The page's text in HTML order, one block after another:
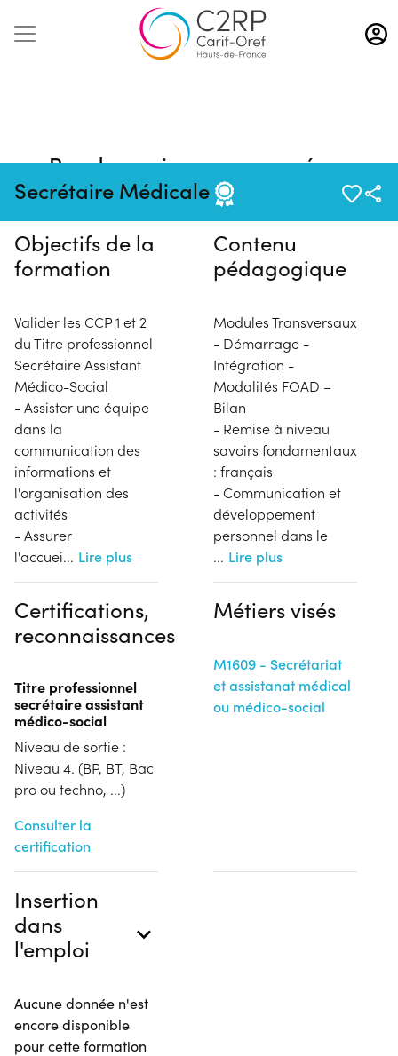
Aller
au
contenu
Secrétaire Médicale
Pas de session programmée en
ce moment
Objectifs de la
formation
Valider les CCP 1 et 2
du Titre professionnel
Secrétaire Assistant
Médico-Social
- Assister une équipe
dans la
communication des
informations et
l'organisation des
activités
- Assurer
l'accuei... Lire plus
Contenu
pédagogique
Modules Transversaux
- Démarrage -
Intégration -
Modalités FOAD –
Bilan
- Remise à niveau
savoirs fondamentaux
: français
- Communication et
développement
personnel dans le
... Lire plus
Certifications,
reconnaissances
Titre professionnel
secrétaire assistant
médico-social
Niveau de sortie :
Niveau 4. (BP, BT, Bac
pro ou techno, ...)
Consulter la
certification
Métiers visés
M1609 - Secrétariat
et assistanat médical
ou médico-social
Insertion
dans
l'emploi
Aucune donnée n'est
encore disponible
pour cette formation